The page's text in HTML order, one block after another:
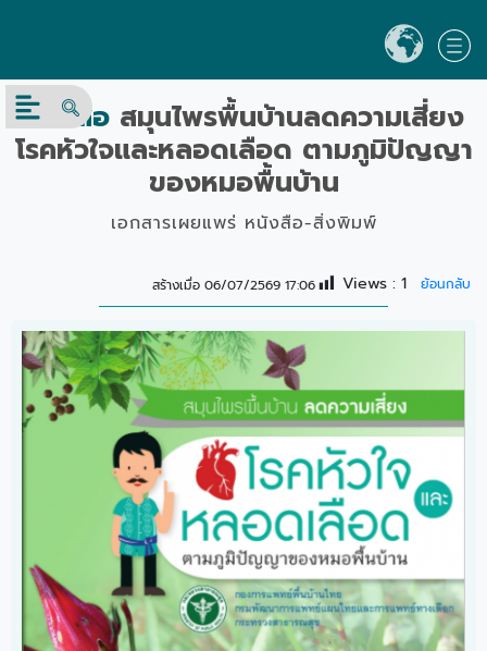
หนังสือ สมุนไพรพื้นบ้านลดความเสี่ยง
โรคหัวใจและหลอดเลือด ตามภูมิปัญญา
ของหมอพื้นบ้าน
เอกสารเผยแพร่ หนังสือ-สิ่งพิมพ์
สร้างเมื่อ 06/07/2569 17:06 Views : 1 ย้อนกลับ